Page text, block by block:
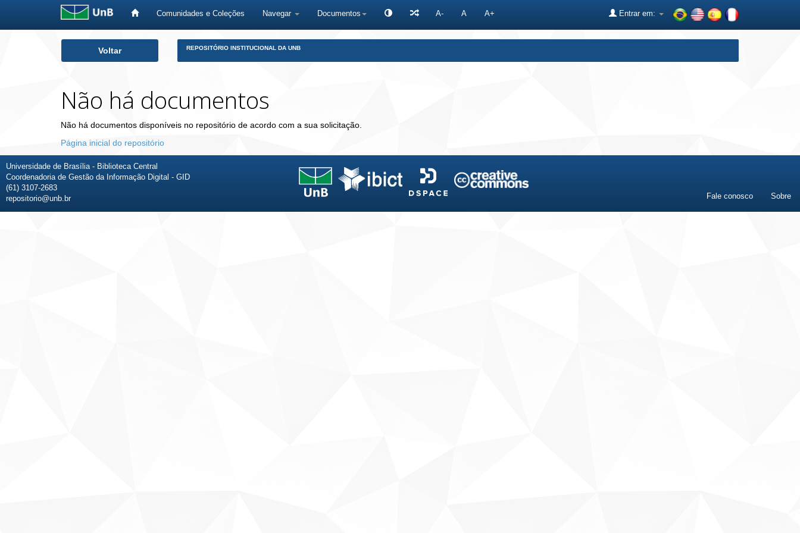
Comunidades e Coleções Navegar Documentos A- A A+ Entrar em:
Voltar REPOSITÓRIO INSTITUCIONAL DA UNB
Não há documentos
Não há documentos disponíveis no repositório de acordo com a sua solicitação.
Página inicial do repositório
Universidade de Brasília - Biblioteca Central
Coordenadoria de Gestão da Informação Digital - GID
(61) 3107-2683
repositorio@unb.br
Fale conosco Sobre